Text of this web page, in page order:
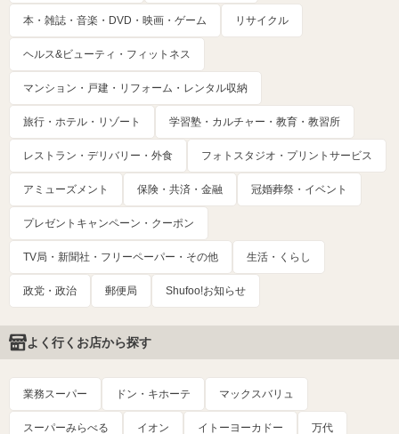
本・雑誌・音楽・DVD・映画・ゲーム リサイクル
ヘルス&ビューティ・フィットネス
マンション・戸建・リフォーム・レンタル収納
旅行・ホテル・リゾート 学習塾・カルチャー・教育・教習所
レストラン・デリバリー・外食 フォトスタジオ・プリントサービス
アミューズメント 保険・共済・金融 冠婚葬祭・イベント
プレゼントキャンペーン・クーポン
TV局・新聞社・フリーペーパー・その他 生活・くらし
政党・政治 郵便局 Shufoo!お知らせ
よく行くお店から探す
業務スーパー ドン・キホーテ マックスバリュ
スーパーみらべる イオン イトーヨーカドー 万代